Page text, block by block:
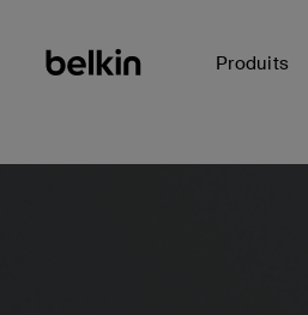
Produits